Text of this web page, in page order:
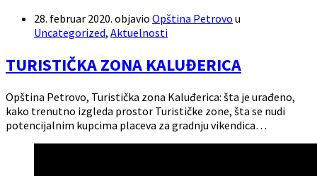
28. februar 2020. objavio Opština Petrovo u
Uncategorized, Aktuelnosti
TURISTIČKA ZONA KALUĐERICA
Opština Petrovo, Turistička zona Kaluđerica: šta je urađeno,
kako trenutno izgleda prostor Turističke zone, šta se nudi
potencijalnim kupcima placeva za gradnju vikendica…